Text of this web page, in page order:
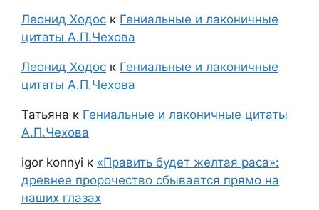
Леонид Ходос к Гениальные и лаконичные
цитаты А.П.Чехова
Леонид Ходос к Гениальные и лаконичные
цитаты А.П.Чехова
Татьяна к Гениальные и лаконичные цитаты
А.П.Чехова
igor konnyi к «Править будет желтая раса»:
древнее пророчество сбывается прямо на
наших глазах